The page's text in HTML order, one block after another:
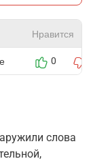
Нравится
0
слова